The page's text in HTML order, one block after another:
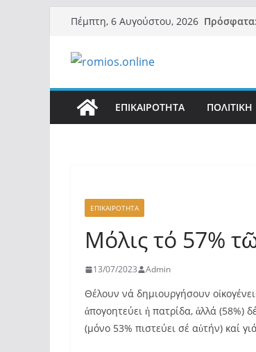
Μετάβαση
περιεχόμενο
Πέμπτη, 6 Αυγούστου, 2026 Πρόσφατα:
ΕΠΙΚΑΙΡΟΤΗΤΑ ΠΟΛΙΤΙΚΗ
ΕΠΙΚΑΙΡΟΤΗΤΑ
Μόλις τό 57%
13/07/2023 Admin
Θέλουν νά δημιουργήσουν
ἀπογοητεύει ἡ πατρίδα, ἀλλά (58%)
(μόνο 53% πιστεύει σέ αὐτήν) καί